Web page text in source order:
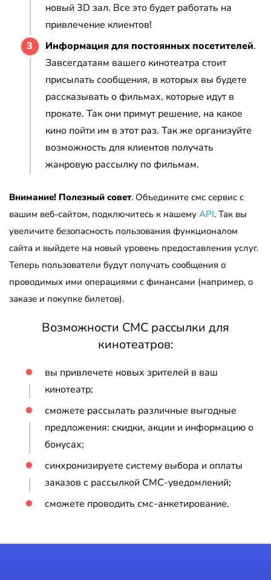
новый 3D зал. Все это будет работать на
привлечение клиентов!
Информация для постоянных посетителей.
Завсегдатаям вашего кинотеатра стоит
присылать сообщения, в которых вы будете
рассказывать о фильмах, которые идут в
прокате. Так они примут решение, на какое
кино пойти им в этот раз. Так же организуйте
возможность для клиентов получать
жанровую рассылку по фильмам.
Внимание! Полезный совет. Объедините смс сервис с
вашим веб-сайтом, подключитесь к нашему API. Так вы
увеличите безопасность пользования функционалом
сайта и выйдете на новый уровень предоставления услуг.
Теперь пользователи будут получать сообщения о
проводимых ими операциями с финансами (например, о
заказе и покупке билетов).
Возможности СМС рассылки для
кинотеатров:
вы привлечете новых зрителей в ваш
кинотеатр;
сможете рассылать различные выгодные
предложения: скидки, акции и информацию о
бонусах;
синхронизируете систему выбора и оплаты
заказов с рассылкой СМС-уведомлений;
сможете проводить смс-анкетирование.